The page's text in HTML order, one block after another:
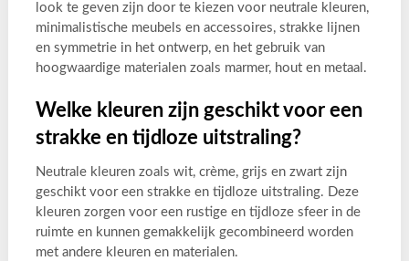
look te geven zijn door te kiezen voor neutrale kleuren,
minimalistische meubels en accessoires, strakke lijnen
en symmetrie in het ontwerp, en het gebruik van
hoogwaardige materialen zoals marmer, hout en metaal.
Welke kleuren zijn geschikt voor een
strakke en tijdloze uitstraling?
Neutrale kleuren zoals wit, crème, grijs en zwart zijn
geschikt voor een strakke en tijdloze uitstraling. Deze
kleuren zorgen voor een rustige en tijdloze sfeer in de
ruimte en kunnen gemakkelijk gecombineerd worden
met andere kleuren en materialen.